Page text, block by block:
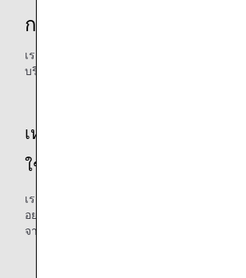
การสัมภาษณ์ผู้ที่รับผิดชอบ
เราได้สัมภาษณ์คุณอินาอิ จากแผนกวางแผนผ
บริการของ ANA ผู้ที่รับผิดชอบในการปรับปรุงนี้
เหตุใดที่คุณตัดสินใจนำภาชนะที่
ใช้
เราตัดสินใจใช้แผงเซรามิกสำหรับการออกแบ
อยากรู้ว่าเราจะใช้เครื่องดินเผาหรือพอร์ซเล
จากเที่ยวบิน ให้เกิดประโยชน์ได้ไหม